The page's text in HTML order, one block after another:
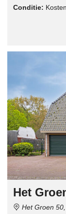
Conditie:
Het
Het Groen